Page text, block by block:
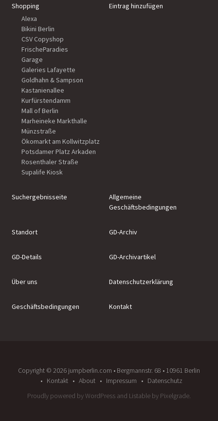
Shopping
Alexa
Bikini Berlin
CSV Copyshop
FrischeParadies
Garage
Galeries Lafayette
Goldhahn & Sampson
Kastanienallee
Kurfürstendamm
Mall of Berlin
Marheineke Markthalle
Münzstraße
Ökomarkt am Kollwitzplatz
Potsdamer Platz Arkaden
Rosenthaler Straße
Supalife Kiosk
Eintrag hinzufügen
Suchergebnisseite
Allgemeine
Geschäftsbedingungen
Standort GD-Archiv
GD-Details GD-Archivartikel
Über uns Datenschutzerklärung
Geschäftsbedingungen Kontakt
Copyright ©️ 2026 jumpberlin.com • Bergmannstr. 68 • 10961 Berlin
Kontakt
About Impressum
Datenschutz
Proudly powered by WordPress and Listable by Pixelgrade.